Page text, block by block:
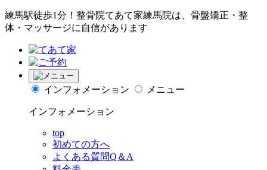
練馬駅徒歩1分！整骨院てあて家練馬院は、骨盤矯正・整
体・マッサージに自信があります
インフォメーション メニュー
インフォメーション
top
初めての方へ
よくある質問Q＆A